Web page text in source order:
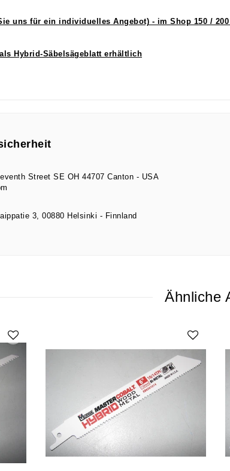
uns für ein individuelles Angebot) - im Shop 150 /
Hybrid-Säbelsägeblatt erhältlich
Street SE OH 44707 Canton
USA
3 00880 Helsinki
Finnland
Ähnliche